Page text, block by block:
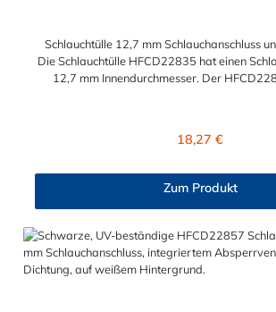
Schlauchtülle 12,7 mm Schlauchanschluss
Die Schlauchtülle HFCD22835 hat einen
12,7 mm Innendurchmesser. Der
Betriebsdruck: Vakuum bis 8,6 bar Max.
Kupplungen der HFC12- und HFC35/57-
Regulärer Preis:
18,27 €
Zum Produkt